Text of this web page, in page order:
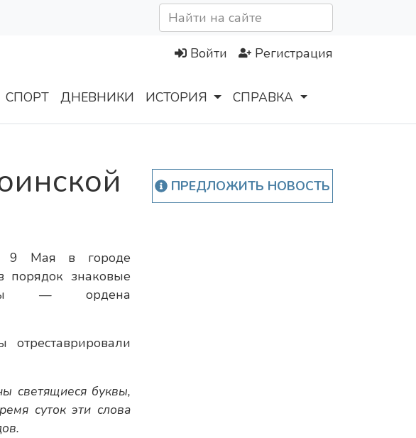
Войти Регистрация
СПОРТ ДНЕВНИКИ ИСТОРИЯ СПРАВКА
9 Мая в городе
порядок знаковые
— ордена
светящиеся буквы,
суток эти слова
ПРЕДЛОЖИТЬ НОВОСТЬ